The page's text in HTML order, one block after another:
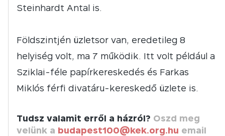
Steinhardt Antal is.
Földszintjén üzletsor van, eredetileg 8
helyiség volt, ma 7 működik. Itt volt például a
Sziklai-féle papírkereskedés és Farkas
Miklós férfi divatáru-kereskedő üzlete is.
Tudsz valamit erről a házról? Oszd meg
velünk a budapest100@kek.org.hu email